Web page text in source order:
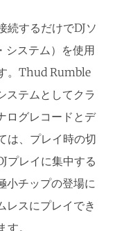
続するだけでDJソ
システム）を使用
。Thud Rumble
ステムとしてクラ
ログレコードとデ
は、プレイ時の切
プレイに集中する
小チップの登場に
レスにプレイでき
。